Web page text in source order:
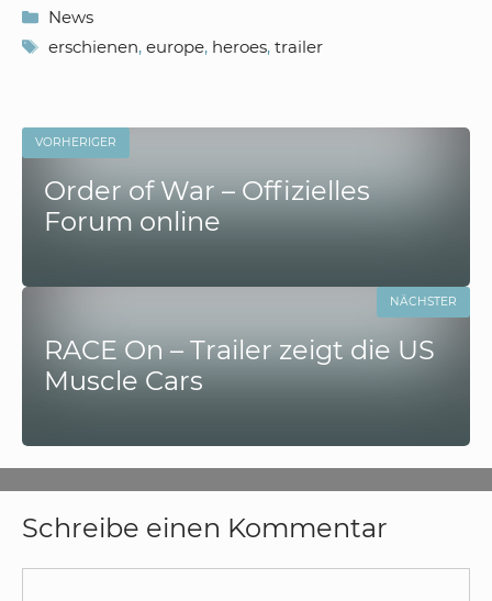
Kategorien
News
Schlagwörter
erschienen, europe, heroes, trailer
VORHERIGER
Order of War – Offizielles
Forum online
RACE On – Trailer zeigt die US
Muscle Cars
NÄCHSTER
Schreibe einen Kommentar